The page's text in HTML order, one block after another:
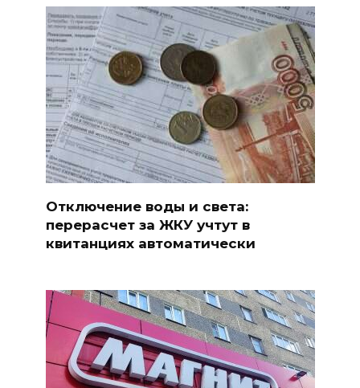
Отключение воды и света:
перерасчет за ЖКУ учтут в
квитанциях автоматически